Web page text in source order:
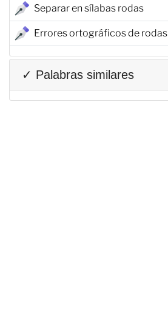
Separar en sílabas rodas
Errores ortográficos de rodas
✓ Palabras similares